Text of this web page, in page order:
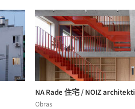
NA Rade 住宅 / NOIZ architekti
Obras